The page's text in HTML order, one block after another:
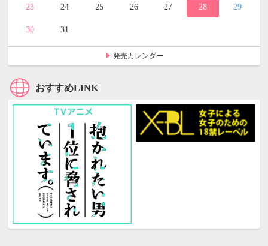
23 24 25 26 27 28 29
30 31
発売カレンダー
おすすめLINK